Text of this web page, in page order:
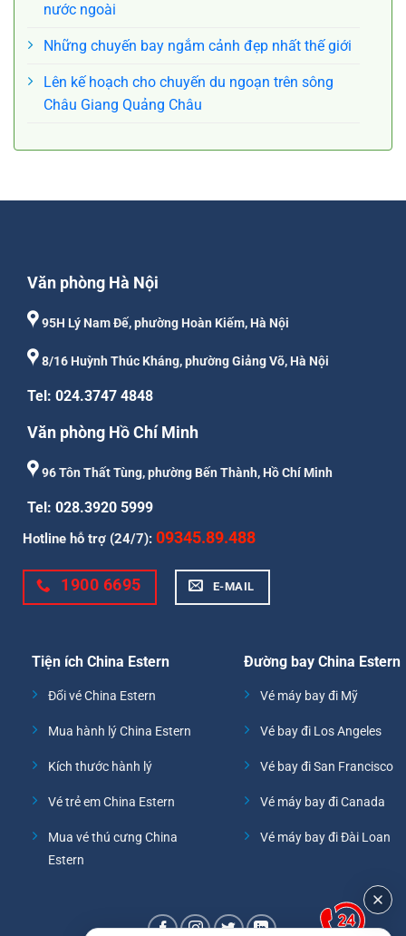
nước ngoài
Những chuyến bay ngắm cảnh đẹp nhất thế giới
Lên kế hoạch cho chuyến du ngoạn trên sông
Châu Giang Quảng Châu
Văn phòng Hà Nội
95H Lý Nam Đế, phường Hoàn Kiếm, Hà Nội
8/16 Huỳnh Thúc Kháng, phường Giảng Võ, Hà Nội
Tel: 024.3747 4848
Văn phòng Hồ Chí Minh
96 Tôn Thất Tùng, phường Bến Thành, Hồ Chí Minh
Tel: 028.3920 5999
Hotline hỗ trợ (24/7): 09345.89.488
1900 6695 E-MAIL
Tiện ích China Estern
Đổi vé China Estern
Mua hành lý China Estern
Kích thước hành lý
Vé trẻ em China Estern
Mua vé thú cưng China
Estern
Đường bay China Estern
Vé máy bay đi Mỹ
Vé bay đi Los Angeles
Vé bay đi San Francisco
Vé máy bay đi Canada
Vé máy bay đi Đài Loan